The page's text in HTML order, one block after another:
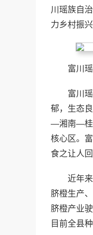
川瑶族自
力乡村振兴
富川
富川
郁，生态
—湘南—桂
核心区。
食之让人
近年
脐橙生产
脐橙产业
目前全县